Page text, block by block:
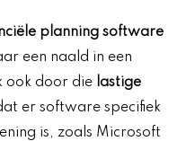
planning software
een naald in een
ook door die lastige
er software specifiek
is, zoals Microsoft